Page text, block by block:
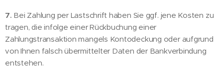
7. Bei Zahlung per Lastschrift haben Sie ggf. jene Kosten zu
tragen, die infolge einer Rückbuchung einer
Zahlungstransaktion mangels Kontodeckung oder aufgrund
von Ihnen falsch übermittelter Daten der Bankverbindung
entstehen.